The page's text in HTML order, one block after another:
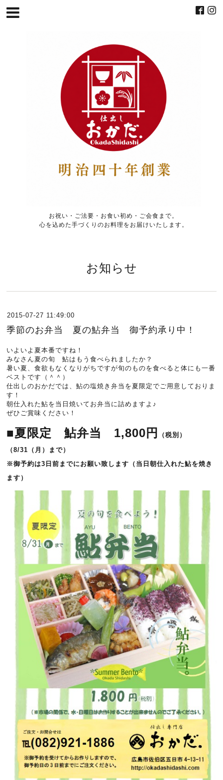
お祝い・ご法要・お食い初め・ご会食まで。
心を込めた手づくりのお料理をお届けいたします。
お知らせ
2015-07-27 11:49:00
季節のお弁当 夏の鮎弁当 御予約承り中！
いよいよ夏本番ですね！
みなさん夏の旬 鮎はもう食べられましたか？
暑い夏、食欲もなくなりがちですが旬のものを食べると体にも一番
ベストです（＾＾）
仕出しのおかだでは、鮎の塩焼き弁当を夏限定でご用意しておりま
す！
朝仕入れた鮎を当日焼いてお弁当に詰めますよ♪
ぜひご賞味ください！
■夏限定 鮎弁当 1,800円
（税別）
（8/31（月）まで）
※御予約は3日前までにお願い致します（当日朝仕入れた鮎を焼き
ます）